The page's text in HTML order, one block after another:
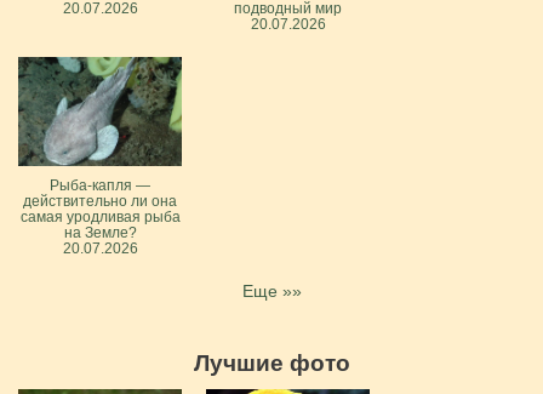
20.07.2026
подводный мир
20.07.2026
Рыба-капля —
действительно ли она
самая уродливая рыба
на Земле?
20.07.2026
Еще »»
Лучшие фото